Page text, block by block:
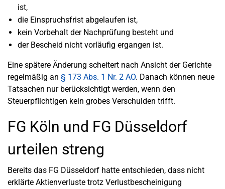
ist,
die Einspruchsfrist abgelaufen ist,
kein Vorbehalt der Nachprüfung besteht und
der Bescheid nicht vorläufig ergangen ist.
Eine spätere Änderung scheitert nach Ansicht der Gerichte
regelmäßig an § 173 Abs. 1 Nr. 2 AO. Danach können neue
Tatsachen nur berücksichtigt werden, wenn den
Steuerpflichtigen kein grobes Verschulden trifft.
FG Köln und FG Düsseldorf
urteilen streng
Bereits das FG Düsseldorf hatte entschieden, dass nicht
erklärte Aktienverluste trotz Verlustbescheinigung